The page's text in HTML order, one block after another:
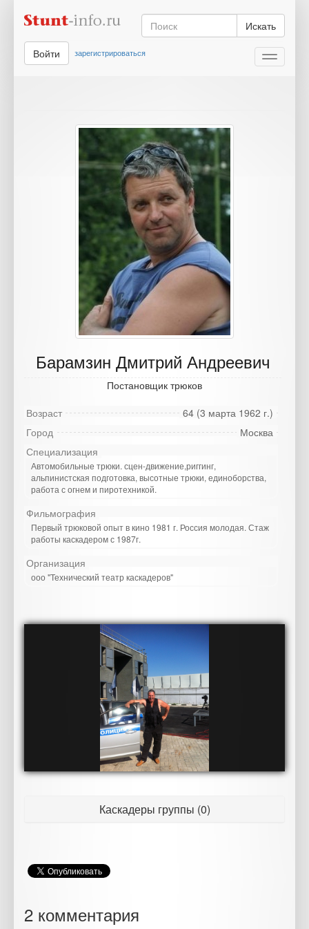
Искать
Toggle
Войти зарегистрироваться
Барамзин Дмитрий Андреевич
Постановщик трюков
64 (3 марта 1962 г.)
Возраст
Москва
Город
Специализация
Автомобильные трюки. сцен-движение,риггинг,
альпинистская подготовка, высотные трюки, единоборства,
работа с огнем и пиротехникой.
Фильмография
Первый трюковой опыт в кино 1981 г. Россия молодая. Стаж
работы каскадером с 1987г.
Организация
ооо "Технический театр каскадеров"
Каскадеры группы (0)
2 комментария